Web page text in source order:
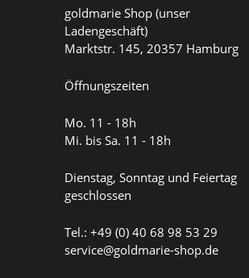
goldmarie Shop (unser
Ladengeschäft)
Marktstr. 145, 20357 Hamburg
Öffnungszeiten
Mo. 11 - 18h
Mi. bis Sa. 11 - 18h
Dienstag, Sonntag und Feiertag
geschlossen
Tel.: +49 (0) 40 68 98 53 29
service@goldmarie-shop.de